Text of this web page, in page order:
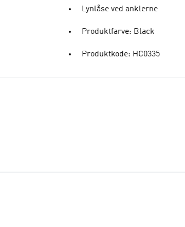
Lynlåse ved anklerne
Produktfarve: Black
Produktkode: HC0335